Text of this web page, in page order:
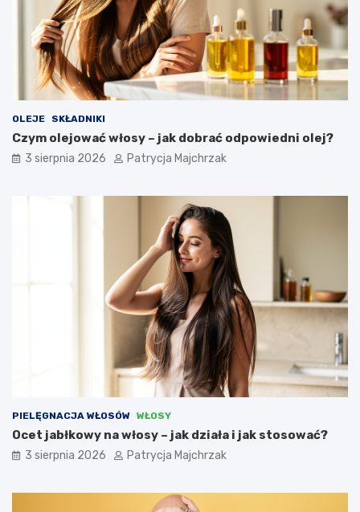
OLEJE SKŁADNIKI
Czym olejować włosy – jak dobrać odpowiedni olej?
3 sierpnia 2026 Patrycja Majchrzak
PIELĘGNACJA WŁOSÓW WŁOSY
Ocet jabłkowy na włosy – jak działa i jak stosować?
3 sierpnia 2026 Patrycja Majchrzak